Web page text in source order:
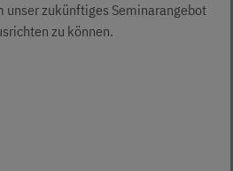
unser zukünftiges Seminarangebot
zu können.